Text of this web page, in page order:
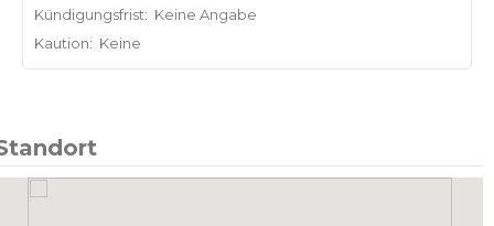
Kündigungsfrist: Keine Angabe
Kaution: Keine